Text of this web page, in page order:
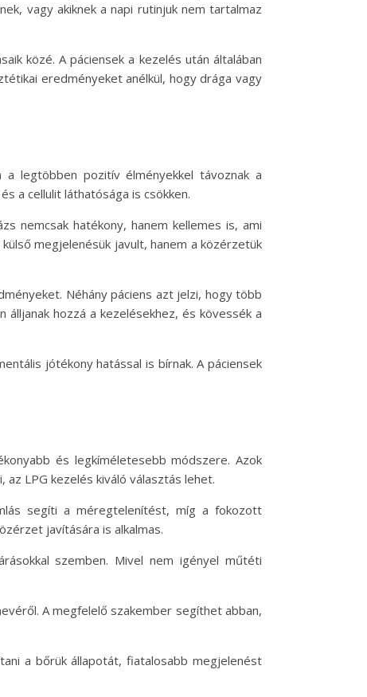
vagy akiknek a napi rutinjuk nem tartalmaz
közé. A páciensek a kezelés után általában
eredményeket anélkül, hogy drága vagy
a legtöbben pozitív élményekkel távoznak a
a cellulit láthatósága is csökken.
nemcsak hatékony, hanem kellemes is, ami
megjelenésük javult, hanem a közérzetük
Néhány páciens azt jelzi, hogy több
hozzá a kezelésekhez, és kövessék a
jótékony hatással is bírnak. A páciensek
és legkíméletesebb módszere. Azok
LPG kezelés kiváló választás lehet.
segíti a méregtelenítést, míg a fokozott
javítására is alkalmas.
szemben. Mivel nem igényel műtéti
A megfelelő szakember segíthet abban,
a bőrük állapotát, fiatalosabb megjelenést